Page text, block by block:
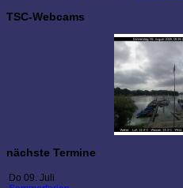
TSC-Webcams
nächste Termine
Do 09. Juli